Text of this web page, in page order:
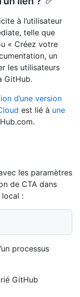
à l’utilisateur
telle que
« Créez votre
un
les utilisateurs
GitHub.
d’une version
est lié à une
les paramètres
de CTA dans
:
processus
GitHub